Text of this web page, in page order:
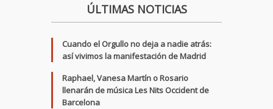
ÚLTIMAS NOTICIAS
Cuando el Orgullo no deja a nadie atrás:
así vivimos la manifestación de Madrid
Raphael, Vanesa Martín o Rosario
llenarán de música Les Nits Occident de
Barcelona